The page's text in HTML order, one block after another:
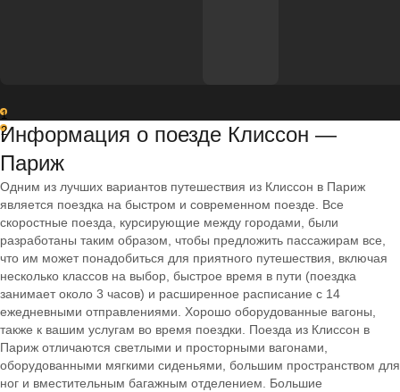
1
2
Информация о поезде Клиссон —
Париж
Одним из лучших вариантов путешествия из Клиссон в Париж
является поездка на быстром и современном поезде. Все
скоростные поезда, курсирующие между городами, были
разработаны таким образом, чтобы предложить пассажирам все,
что им может понадобиться для приятного путешествия, включая
несколько классов на выбор, быстрое время в пути (поездка
занимает около 3 часов) и расширенное расписание с 14
ежедневными отправлениями. Хорошо оборудованные вагоны,
также к вашим услугам во время поездки. Поезда из Клиссон в
Париж отличаются светлыми и просторными вагонами,
оборудованными мягкими сиденьями, большим пространством для
ног и вместительным багажным отделением. Большие